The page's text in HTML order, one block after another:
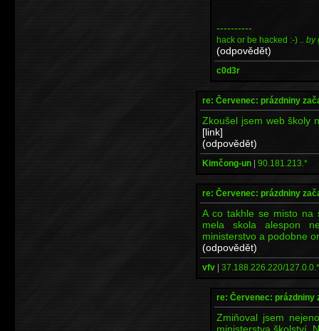
----------
hack or be hacked :-) ..
(odpovědět)
c0d3r
re: Červenec: prázdniny
Zkoušel jsem web školy
[link]
(odpovědět)
Kimčong-un | 90.181.213.*
re: Červenec: prázdniny
A co takhle se misto na
mela skola alespon
ministerstvo a podobne
(odpovědět)
vfv | 37.188.226.220/127.0.0.*
re: Červenec: prázdniny
Zmiňoval jsem
ministerstva školství.